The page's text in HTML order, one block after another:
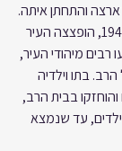
והתחתן איתה.
בחג השבועות בשנת ת"ש - 1940, הופצצה העיר
רבים מיהודי העיר,
בתו וילדיה
בבית הרב,
עד שנמצא